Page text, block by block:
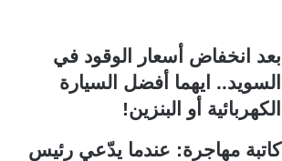
ح
ا
ل
س
ل
بعد انخفاض أسعار الوقود في
السويد.. ايهما أفضل السيارة
الكهربائية أو البنزين!
كاتبة مهاجرة: عندما يدّعي رئيس